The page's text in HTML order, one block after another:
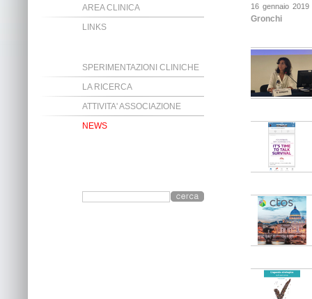
AREA CLINICA
LINKS
SPERIMENTAZIONI CLINICHE
LA RICERCA
ATTIVITA' ASSOCIAZIONE
NEWS
16 gennaio
Gronchi